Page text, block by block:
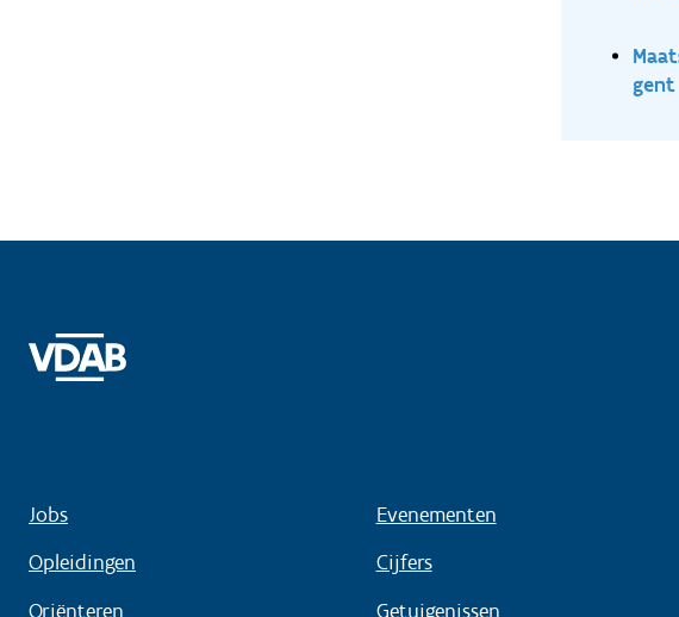
gent
Jobs
Opleidingen
Oriënteren
Evenementen
Cijfers
Getuigenissen